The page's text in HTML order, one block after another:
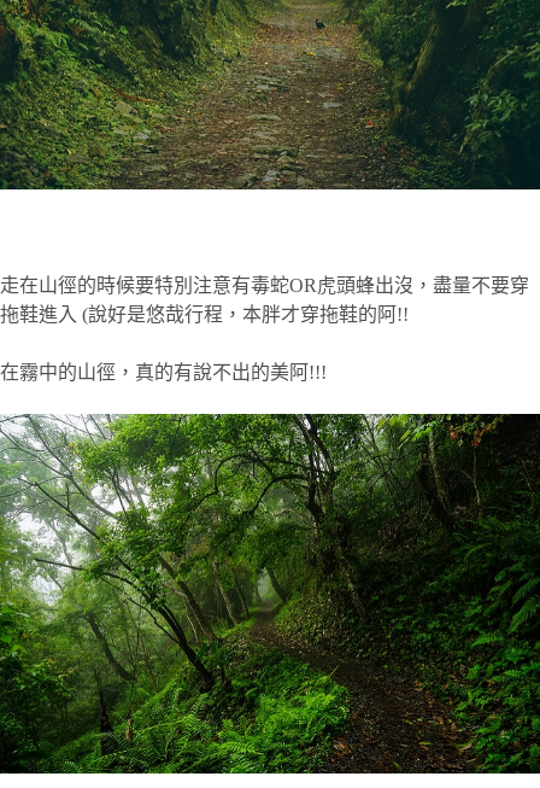
走在山徑的時候要特別注意有毒蛇OR虎頭蜂出沒，盡量不要穿
拖鞋進入 (說好是悠哉行程，本胖才穿拖鞋的阿!!
在霧中的山徑，真的有說不出的美阿!!!